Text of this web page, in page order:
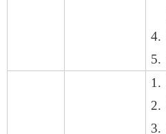
4.
5.
1.
2.
3.